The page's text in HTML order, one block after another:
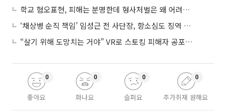
학교 혐오표현, 피해는 분명한데 형사처벌은 왜 어려울까?
‘채상병 순직 책임’ 임성근 전 사단장, 항소심도 징역 3년
“살기 위해 도망치는 거야” VR로 스토킹 피해자 공포 마주한 수형자들
좋아요
0
화나요
0
슬퍼요
0
추가취재 원해요
0